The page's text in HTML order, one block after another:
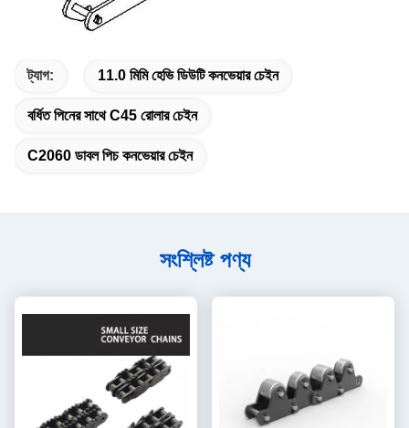
ট্যাগ: 11.0 মিমি হেভি ডিউটি ​​কনভেয়ার চেইন
বর্ধিত পিনের সাথে C45 রোলার চেইন
C2060 ডাবল পিচ কনভেয়ার চেইন
সংশ্লিষ্ট পণ্য